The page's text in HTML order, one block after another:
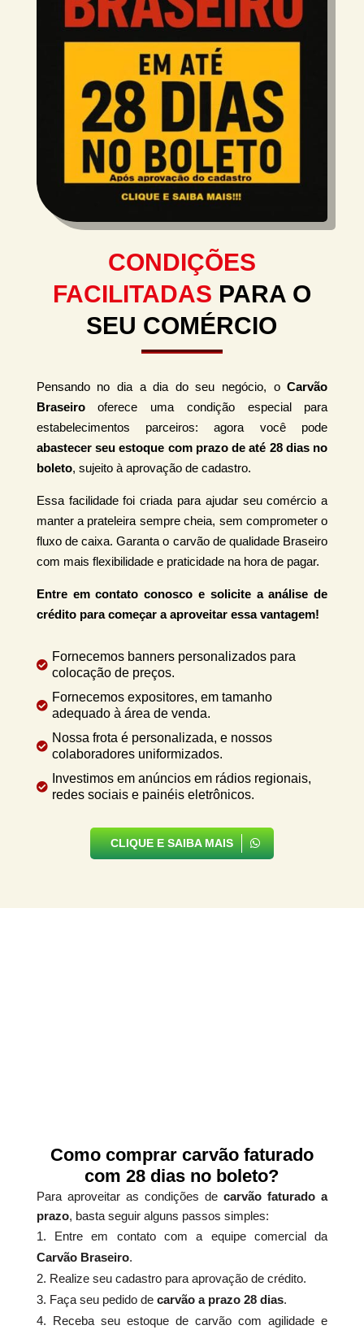
CONDIÇÕES
FACILITADAS PARA O
SEU COMÉRCIO
Pensando no dia a dia do seu negócio, oCarvão
Braseirooferece uma condição especial para
estabelecimentos parceiros: agora você pode
abastecer seu estoque com prazo de até 28 dias no
boleto, sujeito à aprovação de cadastro.
Essa facilidade foi criada para ajudar seu comércio a
manter a prateleira sempre cheia, sem comprometer o
fluxo de caixa. Garanta o carvão de qualidade Braseiro
com mais flexibilidade e praticidade na hora de pagar.
Entre em contato conosco e solicite a análise de
crédito para começar a aproveitar essa vantagem!

Fornecemos banners personalizados para
colocação de preços.

Fornecemos expositores, em tamanho
adequado à área de venda.

Nossa frota é personalizada, e nossos
colaboradores uniformizados.

Investimos em anúncios em rádios regionais,
redes sociais e painéis eletrônicos.
CLIQUE E SAIBA MAIS
Como comprar carvão faturado
com 28 dias no boleto?
Para aproveitar as condições decarvão faturado a
prazo, basta seguir alguns passos simples:
Entre em contato com a equipe comercial da
Carvão Braseiro.
Realize seu cadastro para aprovação de crédito.
Faça seu pedido de carvão a prazo 28 dias.
Receba seu estoque de carvão com agilidade e